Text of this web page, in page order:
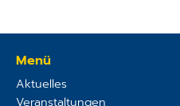
Menü
Aktuelles
Veranstaltungen